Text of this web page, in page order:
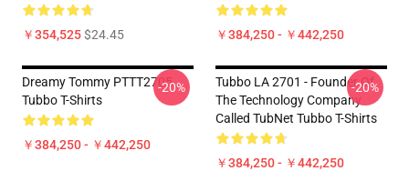
￥354,525$24.45 ￥384,250 - ￥442,250
Dreamy Tommy PTTT2705
Tubbo T-Shirts
￥384,250 - ￥442,250
-20%
Tubbo LA 2701 - Founder Of
The Technology Company
Called TubNet Tubbo T-Shirts
￥384,250 - ￥442,250
-20%